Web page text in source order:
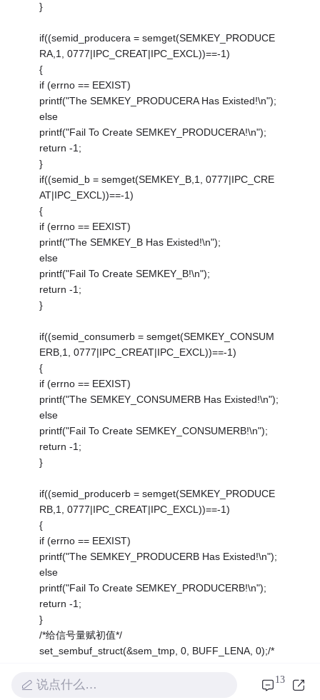
}
if((semid_producera = semget(SEMKEY_PRODUCE
RA,1, 0777|IPC_CREAT|IPC_EXCL))==-1)
{
if (errno == EEXIST)
printf("The SEMKEY_PRODUCERA Has Existed!\n");
else
printf("Fail To Create SEMKEY_PRODUCERA!\n");
return -1;
}
if((semid_b = semget(SEMKEY_B,1, 0777|IPC_CRE
AT|IPC_EXCL))==-1)
{
if (errno == EEXIST)
printf("The SEMKEY_B Has Existed!\n");
else
printf("Fail To Create SEMKEY_B!\n");
return -1;
}
if((semid_consumerb = semget(SEMKEY_CONSUM
ERB,1, 0777|IPC_CREAT|IPC_EXCL))==-1)
{
if (errno == EEXIST)
printf("The SEMKEY_CONSUMERB Has Existed!\n");
else
printf("Fail To Create SEMKEY_CONSUMERB!\n");
return -1;
}
if((semid_producerb = semget(SEMKEY_PRODUCE
RB,1, 0777|IPC_CREAT|IPC_EXCL))==-1)
{
if (errno == EEXIST)
printf("The SEMKEY_PRODUCERB Has Existed!\n");
else
printf("Fail To Create SEMKEY_PRODUCERB!\n");
return -1;
}
/*给信号量赋初值*/
set_sembuf_struct(&sem_tmp, 0, BUFF_LENA, 0);/*
semop(semid_producera, &sem_tmp,1);
说点什么… 13